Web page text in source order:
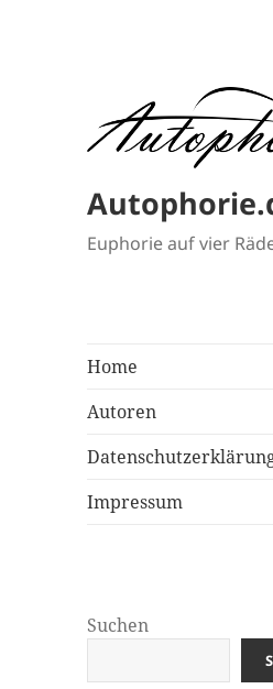
Euphorie auf vier
Home
Autoren
Impressum
Suchen